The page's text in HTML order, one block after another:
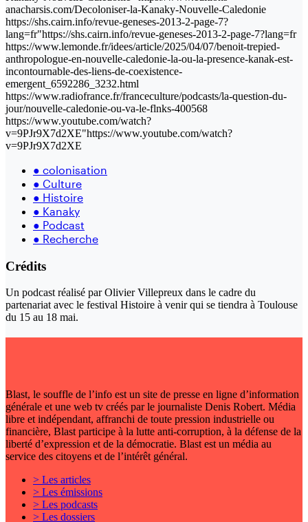
anacharsis.com/Decoloniser-la-Kanaky-Nouvelle-Caledonie
https://shs.cairn.info/revue-geneses-2013-2-page-7?
lang=fr"https://shs.cairn.info/revue-geneses-2013-2-page-7?lang=fr
https://www.lemonde.fr/idees/article/2025/04/07/benoit-trepied-
anthropologue-en-nouvelle-caledonie-la-ou-la-presence-kanak-est-
incontournable-des-liens-de-coexistence-
emergent_6592286_3232.html
https://www.radiofrance.fr/franceculture/podcasts/la-question-du-
jour/nouvelle-caledonie-ou-va-le-flnks-400568
https://www.youtube.com/watch?
v=9PJr9X7d2XE"https://www.youtube.com/watch?
v=9PJr9X7d2XE
● colonisation
● Culture
● Histoire
● Kanaky
● Podcast
● Recherche
Crédits
Un podcast réalisé par Olivier Villepreux dans le cadre du
partenariat avec le festival Histoire à venir qui se tiendra à Toulouse
du 15 au 18 mai.
Blast, le souffle de l’info est un site de presse en ligne d’information
générale et une web tv créés par le journaliste Denis Robert. Média
libre et indépendant, affranchi de toute pression industrielle ou
financière, Blast participe à la lutte anti-corruption, à la défense de la
liberté d’expression et de la démocratie. Blast est un média au
service des citoyens et de l’intérêt général.
> Les articles
> Les émissions
> Les podcasts
> Les dossiers